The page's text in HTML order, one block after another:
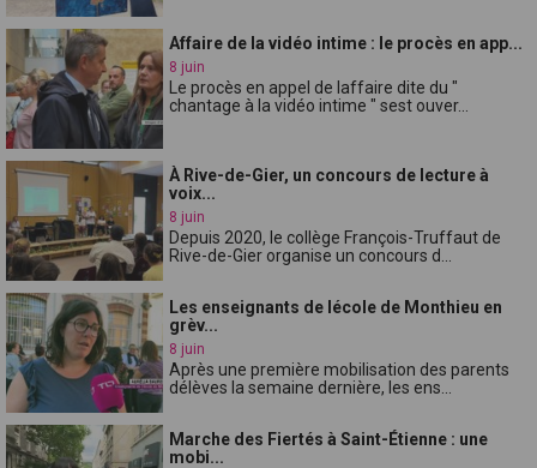
Affaire de la vidéo intime : le procès en app...
8 juin
Le procès en appel de laffaire dite du "
chantage à la vidéo intime " sest ouver...
À Rive-de-Gier, un concours de lecture à
voix...
8 juin
Depuis 2020, le collège François-Truffaut de
Rive-de-Gier organise un concours d...
Les enseignants de lécole de Monthieu en
grèv...
8 juin
Après une première mobilisation des parents
délèves la semaine dernière, les ens...
Marche des Fiertés à Saint-Étienne : une
mobi...